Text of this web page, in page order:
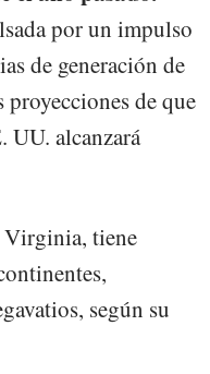
por un impulso
de generación de
de que
UU. alcanzará
Virginia, tiene
según su